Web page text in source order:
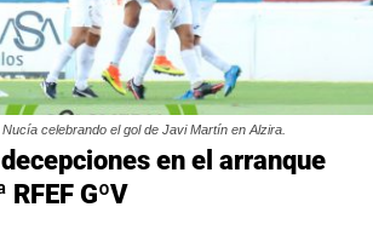
celebrando el gol de Javi Martín en Alzira.
en el arranque
RFEF GºV